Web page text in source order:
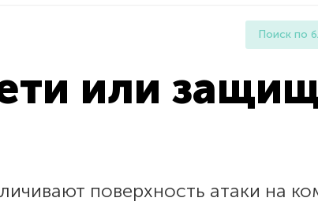
или
поверхность атаки на